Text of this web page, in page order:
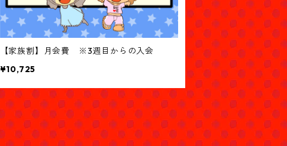
【家族割】月会費 ※3週目からの入会
¥10,725